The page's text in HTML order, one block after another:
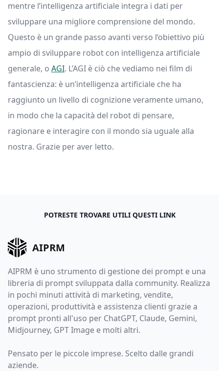
mentre l’intelligenza artificiale integra i dati per
sviluppare una migliore comprensione del mondo.
Questo è un grande passo avanti verso l’obiettivo più
ampio di sviluppare robot con intelligenza artificiale
generale, o AGI. L’AGI è ciò che vediamo nei film di
fantascienza: è un’intelligenza artificiale che ha
raggiunto un livello di cognizione veramente umano,
in modo che la capacità del robot di pensare,
ragionare e interagire con il mondo sia uguale alla
nostra. Grazie per aver letto.
POTRESTE TROVARE UTILI QUESTI LINK
AIPRM
AIPRM è uno strumento di gestione dei prompt e una
libreria di prompt sviluppata dalla community. Realizza
in pochi minuti attività di marketing, vendite,
operazioni, produttività e assistenza clienti grazie a
prompt pronti all'uso per ChatGPT, Claude, Gemini,
Midjourney, GPT Image e molti altri.
Pensato per le piccole imprese. Scelto dalle grandi
aziende.